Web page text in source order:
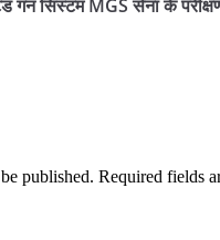
गन सिस्टम MGS सेना के
published. Required fields